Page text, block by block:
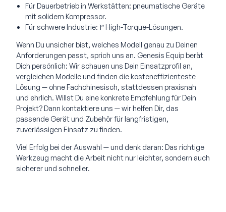
Für Dauerbetrieb in Werkstätten: pneumatische Geräte
mit solidem Kompressor.
Für schwere Industrie: 1″ High-Torque-Lösungen.
Wenn Du unsicher bist, welches Modell genau zu Deinen
Anforderungen passt, sprich uns an. Genesis Equip berät
Dich persönlich: Wir schauen uns Dein Einsatzprofil an,
vergleichen Modelle und finden die kosteneffizienteste
Lösung — ohne Fachchinesisch, stattdessen praxisnah
und ehrlich. Willst Du eine konkrete Empfehlung für Dein
Projekt? Dann kontaktiere uns — wir helfen Dir, das
passende Gerät und Zubehör für langfristigen,
zuverlässigen Einsatz zu finden.
Viel Erfolg bei der Auswahl — und denk daran: Das richtige
Werkzeug macht die Arbeit nicht nur leichter, sondern auch
sicherer und schneller.